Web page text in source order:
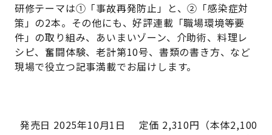
研修テーマは①「事故再発防止」と、②「感染症対
策」の2本。その他にも、好評連載「職場環境等要
件」の取り組み、あいまいゾーン、介助術、料理レ
シピ、奮闘体験、老計第10号、書類の書き方、など
現場で役立つ記事満載でお届けします。
発売日 2025年10月1日 定価 2,310円（本体2,100